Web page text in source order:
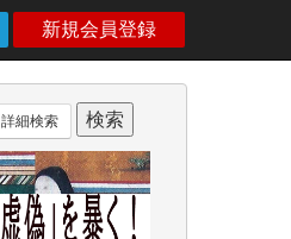
新規会員登録
詳細検索